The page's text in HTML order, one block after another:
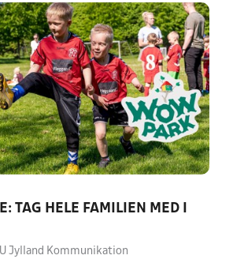
TAG HELE FAMILIEN MED I
Jylland Kommunikation